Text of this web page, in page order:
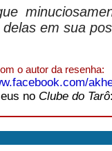
em sua
o autor da resenha:
no Clube do Tarô